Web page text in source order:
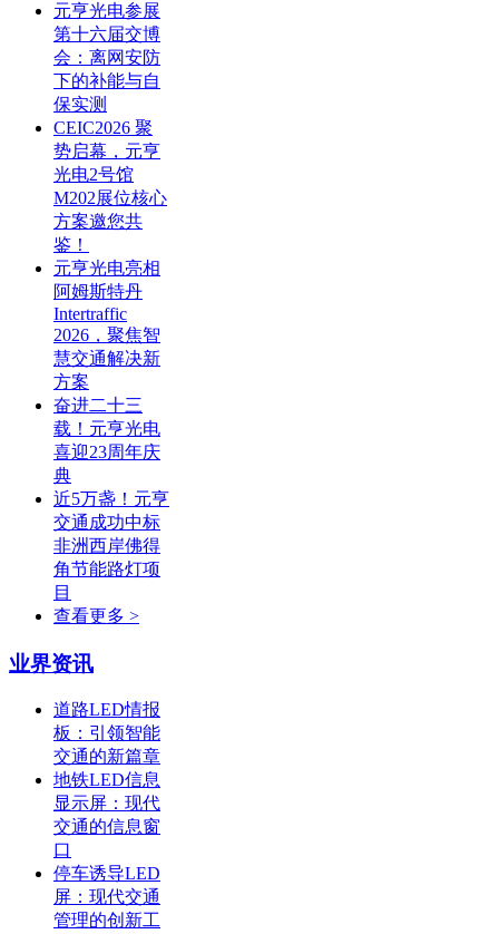
元亨光电参展
第十六届交博
会：离网安防
下的补能与自
保实测
CEIC2026 聚
势启幕，元亨
光电2号馆
M202展位核心
方案邀您共
鉴！
元亨光电亮相
阿姆斯特丹
Intertraffic
2026，聚焦智
慧交通解决新
方案
奋进二十三
载！元亨光电
喜迎23周年庆
典
近5万盏！元亨
交通成功中标
非洲西岸佛得
角节能路灯项
目
查看更多 >
业界资讯
道路LED情报
板：引领智能
交通的新篇章
地铁LED信息
显示屏：现代
交通的信息窗
口
停车诱导LED
屏：现代交通
管理的创新工